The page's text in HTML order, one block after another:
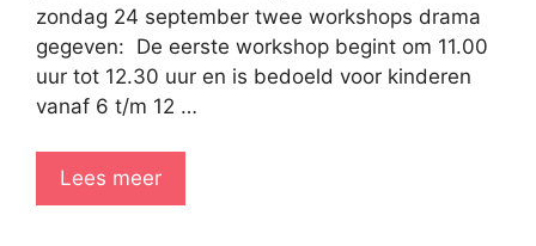
zondag 24 september twee workshops drama
gegeven: De eerste workshop begint om 11.00
uur tot 12.30 uur en is bedoeld voor kinderen
vanaf 6 t/m 12 …
Lees meer